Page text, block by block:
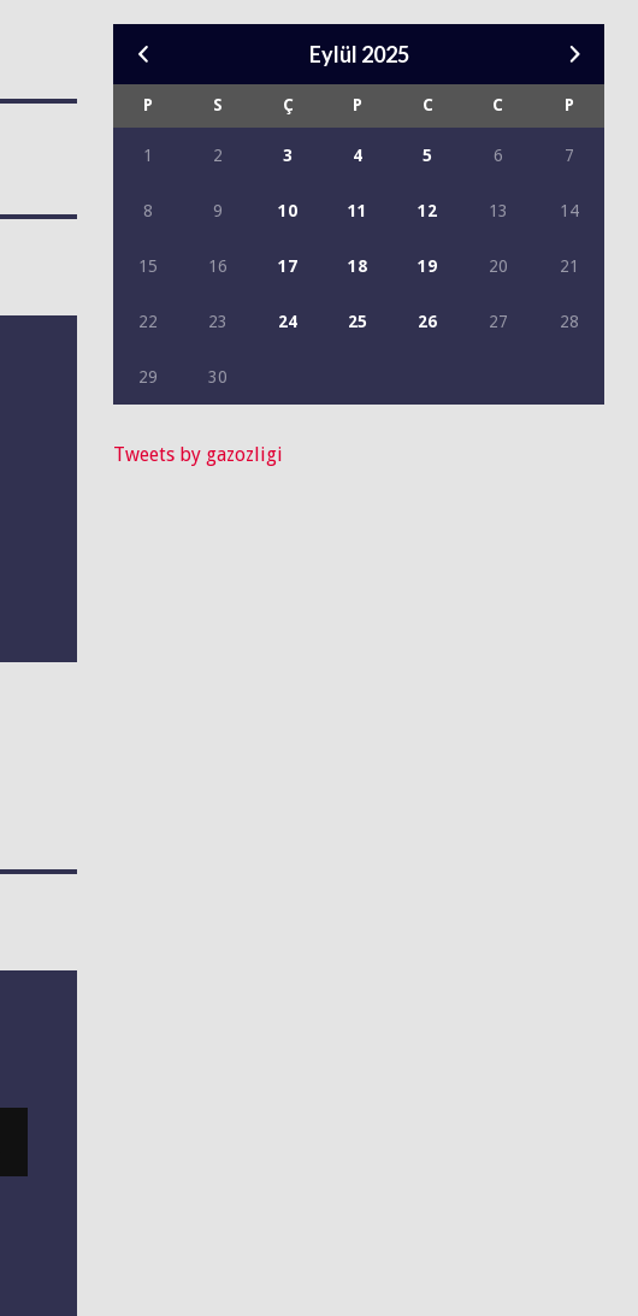
Eylül 2025
P S Ç P C C P
1 2 3 4 5 6 7
8 9 10 11 12 13 14
15 16 17 18 19 20 21
22 23 24 25 26 27 28
29 30
Tweets by gazozligi